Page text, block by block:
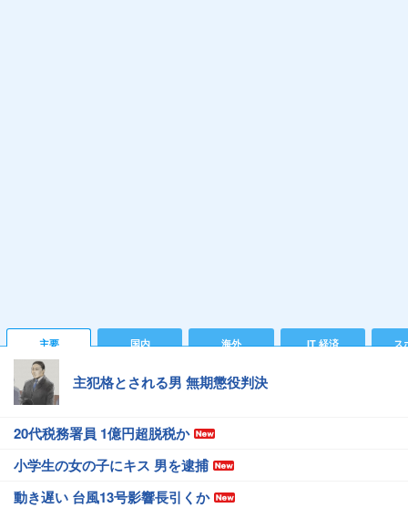
主要 国内 海外 IT 経済 ス
主犯格とされる男 無期懲役判決
20代税務署員 1億円超脱税か
小学生の女の子にキス 男を逮捕
動き遅い 台風13号影響長引くか